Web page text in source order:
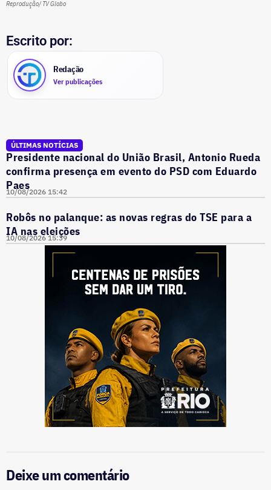
Reprodução/ TV Globo
Escrito por:
Redação
Ver publicações
ÚLTIMAS NOTÍCIAS
Presidente nacional do União Brasil, Antonio Rueda
confirma presença em evento do PSD com Eduardo
Paes
10/08/2026 15:42
Robôs no palanque: as novas regras do TSE para a
IA nas eleições
10/08/2026 15:39
Deixe um comentário